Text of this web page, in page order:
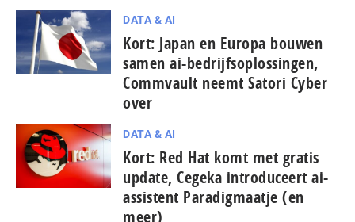
DATA & AI
Kort: Japan en Europa bouwen
samen ai-bedrijfsoplossingen,
Commvault neemt Satori Cyber
over
DATA & AI
Kort: Red Hat komt met gratis
update, Cegeka introduceert ai-
assistent Paradigmaatje (en
meer)